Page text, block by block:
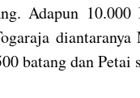
Adapun
batang dan Petai